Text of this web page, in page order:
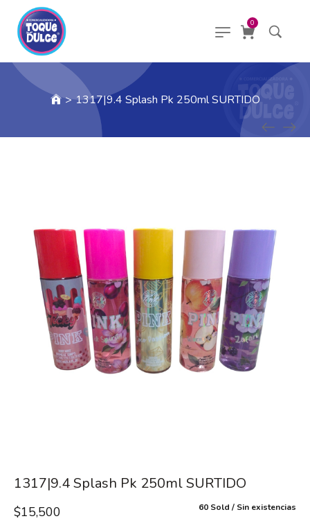
0
> 1317|9.4 Splash Pk 250ml SURTIDO
1317|9.4 Splash Pk 250ml SURTIDO
60 Sold Sin existencias
$15,500